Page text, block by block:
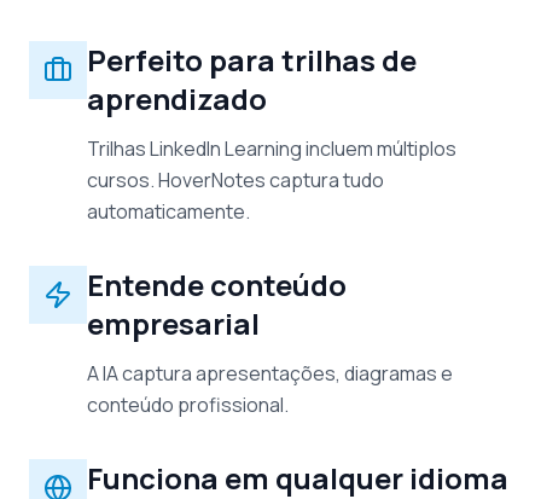
Perfeito para trilhas de
aprendizado
Trilhas LinkedIn Learning incluem múltiplos
cursos. HoverNotes captura tudo
automaticamente.
Entende conteúdo
empresarial
A IA captura apresentações, diagramas e
conteúdo profissional.
Funciona em qualquer idioma